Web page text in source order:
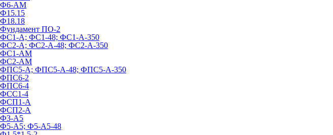
Ф6-АМ
Ф15.15
Ф18.18
Фундамент ПО‑2
ФС1-А; ФС1-48; ФС1-А-350
ФС2-А; ФС2-А-48; ФС2-А-350
ФС1-АМ
ФС2-АМ
ФПС5-А; ФПС5-А-48; ФПС5-А-350
ФПС6-2
ФПС6-4
ФСС1-4
ФСП1-А
ФСП2-А
Ф3-А5
Ф5-А5; Ф5-А5-48